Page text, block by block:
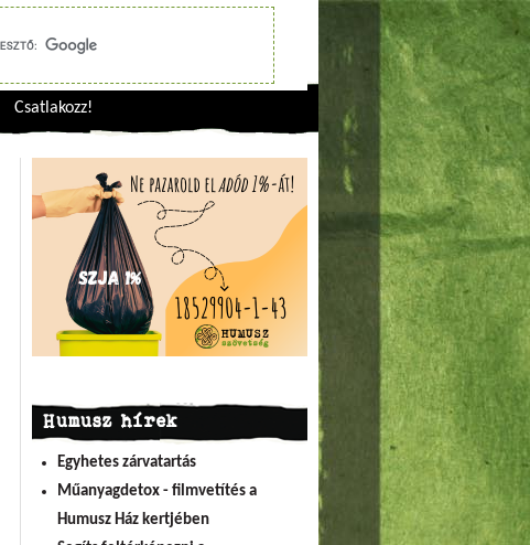
Csatlakozz!
Humusz hírek
Egyhetes zárvatartás
Műanyagdetox - filmvetítés a
Humusz Ház kertjében